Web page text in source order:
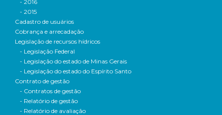
- 2016
- 2015
Cadastro de usuários
Cobrança e arrecadação
Legislação de recursos hídricos
- Legislação Federal
- Legislação do estado de Minas Gerais
- Legislação do estado do Espírito Santo
Contrato de gestão
- Contratos de gestão
- Relatório de gestão
- Relatório de avaliação